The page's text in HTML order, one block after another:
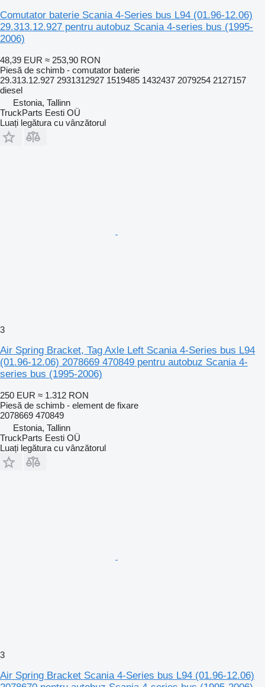
Comutator baterie Scania 4-Series bus L94 (01.96-12.06)
29.313.12.927 pentru autobuz Scania 4-series bus (1995-
2006)
48,39 EUR ≈ 253,90 RON
Piesă de schimb - comutator baterie
29.313.12.927 2931312927 1519485 1432437 2079254 2127157
diesel
Estonia, Tallinn
TruckParts Eesti OÜ
Luați legătura cu vânzătorul
3
Air Spring Bracket, Tag Axle Left Scania 4-Series bus L94
(01.96-12.06) 2078669 470849 pentru autobuz Scania 4-
series bus (1995-2006)
250 EUR ≈ 1.312 RON
Piesă de schimb - element de fixare
2078669 470849
Estonia, Tallinn
TruckParts Eesti OÜ
Luați legătura cu vânzătorul
3
Air Spring Bracket Scania 4-Series bus L94 (01.96-12.06)